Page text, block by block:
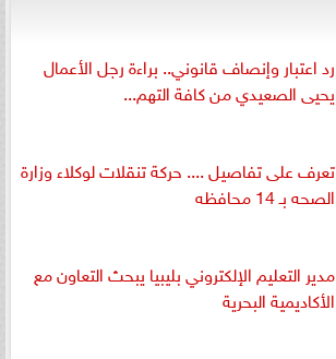
رد اعتبار وإنصاف قانوني.. براءة رجل الأعمال
يحيى الصعيدي من كافة التهم...
تعرف على تفاصيل .... حركة تنقلات لوكلاء وزارة
الصحه بـ 14 محافظه
مدير التعليم الإلكتروني بليبيا يبحث التعاون مع
الأكاديمية البحرية